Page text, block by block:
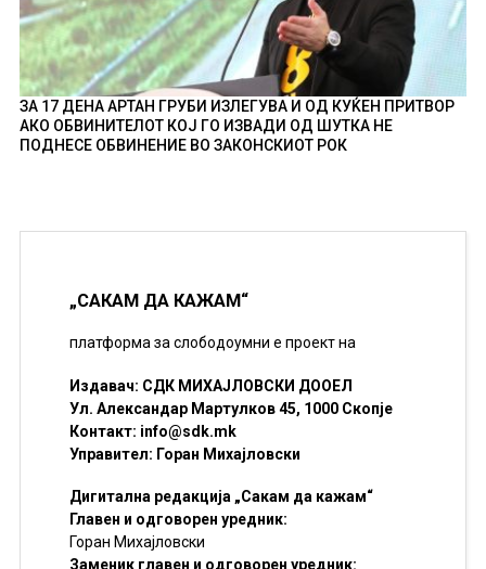
ЗА 17 ДЕНА АРТАН ГРУБИ ИЗЛЕГУВА И ОД КУЌЕН ПРИТВОР
АКО ОБВИНИТЕЛОТ КОЈ ГО ИЗВАДИ ОД ШУТКА НЕ
ПОДНЕСЕ ОБВИНЕНИЕ ВО ЗАКОНСКИОТ РОК
„САКАМ ДА КАЖАМ“
платформа за слободоумни е проект на
Издавач: СДК МИХАЈЛОВСКИ ДООЕЛ
Ул. Александар Мартулков 45, 1000 Скопје
Контакт: info@sdk.mk
Управител: Горан Михајловски
Дигитална редакција „Сакам да кажам“
Главен и одговорен уредник:
Горан Михајловски
Заменик главен и одговорен уредник: